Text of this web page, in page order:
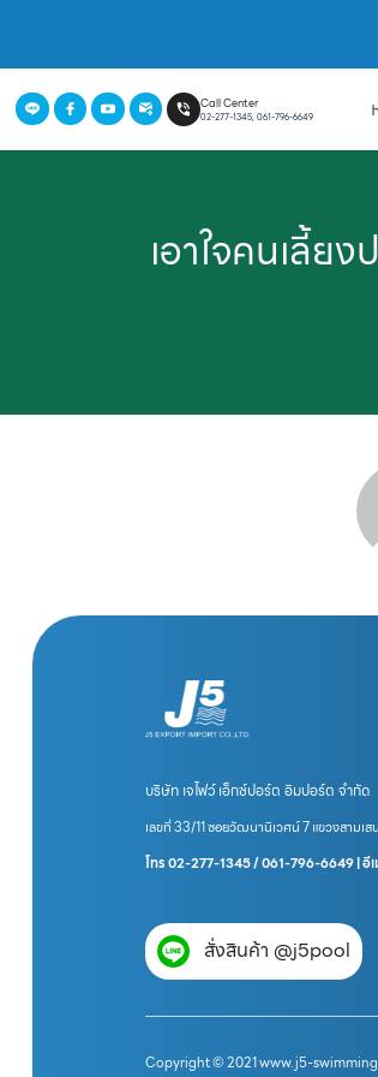
Call Center
02-277-1345, 061-796-6649
เอาใจคนเลี้
บริษัท เจไฟว์ เอ็กซ์ปอร์ต อิมปอร์ต จำกัด
เลขที่ 33/11 ซอยวัฒนานิเวศน์ 7 แขวงสามเ
โทร 02-277-1345 / 061-796-6649 |
สั่งสินค้า @j5pool
Copyright © 2021 www.j5-